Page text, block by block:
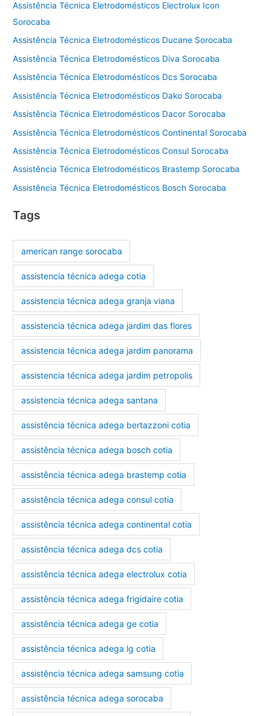
Assistência Técnica Eletrodomésticos Electrolux Icon
Sorocaba
Assistência Técnica Eletrodomésticos Ducane Sorocaba
Assistência Técnica Eletrodomésticos Diva Sorocaba
Assistência Técnica Eletrodomésticos Dcs Sorocaba
Assistência Técnica Eletrodomésticos Dako Sorocaba
Assistência Técnica Eletrodomésticos Dacor Sorocaba
Assistência Técnica Eletrodomésticos Continental Sorocaba
Assistência Técnica Eletrodomésticos Consul Sorocaba
Assistência Técnica Eletrodomésticos Brastemp Sorocaba
Assistência Técnica Eletrodomésticos Bosch Sorocaba
Tags
american range sorocaba
assistencia técnica adega cotia
assistencia técnica adega granja viana
assistencia técnica adega jardim das flores
assistencia técnica adega jardim panorama
assistencia técnica adega jardim petropolis
assistencia técnica adega santana
assistência técnica adega bertazzoni cotia
assistência técnica adega bosch cotia
assistência técnica adega brastemp cotia
assistência técnica adega consul cotia
assistência técnica adega continental cotia
assistência técnica adega dcs cotia
assistência técnica adega electrolux cotia
assistência técnica adega frigidaire cotia
assistência técnica adega ge cotia
assistência técnica adega lg cotia
assistência técnica adega samsung cotia
assistência técnica adega sorocaba